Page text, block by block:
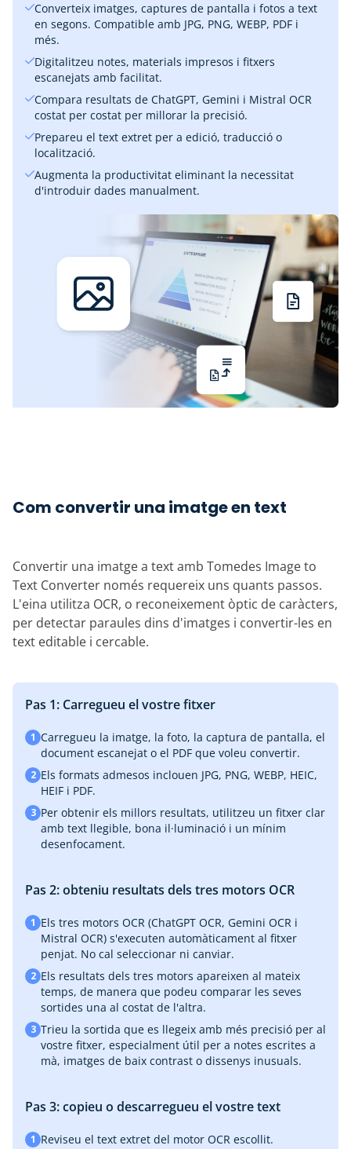
Converteix imatges, captures de pantalla i fotos a text
en segons. Compatible amb JPG, PNG, WEBP, PDF i
més.
Digitalitzeu notes, materials impresos i fitxers
escanejats amb facilitat.
Compara resultats de ChatGPT, Gemini i Mistral OCR
costat per costat per millorar la precisió.
Prepareu el text extret per a edició, traducció o
localització.
Augmenta la productivitat eliminant la necessitat
d'introduir dades manualment.
Com convertir una imatge en text
Convertir una imatge a text amb Tomedes Image to
Text Converter només requereix uns quants passos.
L'eina utilitza OCR, o reconeixement òptic de caràcters,
per detectar paraules dins d'imatges i convertir-les en
text editable i cercable.
Pas 1: Carregueu el vostre fitxer
1 Carregueu la imatge, la foto, la captura de pantalla, el
document escanejat o el PDF que voleu convertir.
2 Els formats admesos inclouen JPG, PNG, WEBP, HEIC,
HEIF i PDF.
3 Per obtenir els millors resultats, utilitzeu un fitxer clar
amb text llegible, bona il·luminació i un mínim
desenfocament.
Pas 2: obteniu resultats dels tres motors OCR
1 Els tres motors OCR (ChatGPT OCR, Gemini OCR i
Mistral OCR) s'executen automàticament al fitxer
penjat. No cal seleccionar ni canviar.
2 Els resultats dels tres motors apareixen al mateix
temps, de manera que podeu comparar les seves
sortides una al costat de l'altra.
3 Trieu la sortida que es llegeix amb més precisió per al
vostre fitxer, especialment útil per a notes escrites a
mà, imatges de baix contrast o dissenys inusuals.
Pas 3: copieu o descarregueu el vostre text
1 Reviseu el text extret del motor OCR escollit.